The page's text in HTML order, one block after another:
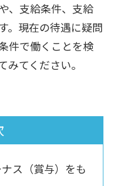
、支給条件、支給
。現在の待遇に疑問
件で働くことを検
てください。
ス（賞与）をも